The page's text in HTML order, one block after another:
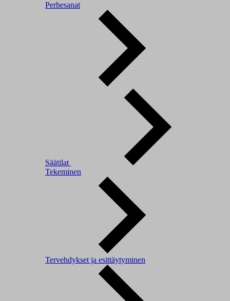
Perhesanat
Säätilat
Tekeminen
Tervehdykset ja esittäytyminen